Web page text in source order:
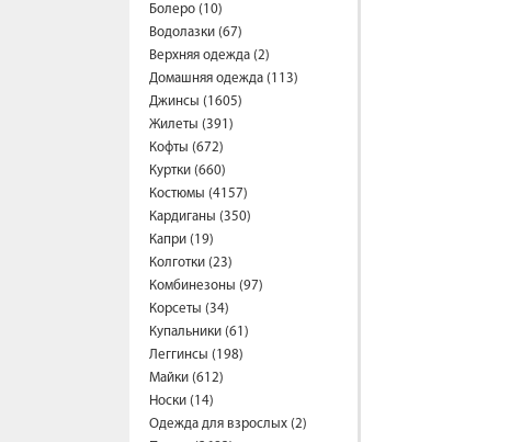
Болеро (10)
Водолазки (67)
Верхняя одежда (2)
Домашняя одежда (113)
Джинсы (1605)
Жилеты (391)
Кофты (672)
Куртки (660)
Костюмы (4157)
Кардиганы (350)
Капри (19)
Колготки (23)
Комбинезоны (97)
Корсеты (34)
Купальники (61)
Леггинсы (198)
Майки (612)
Носки (14)
Одежда для взрослых (2)